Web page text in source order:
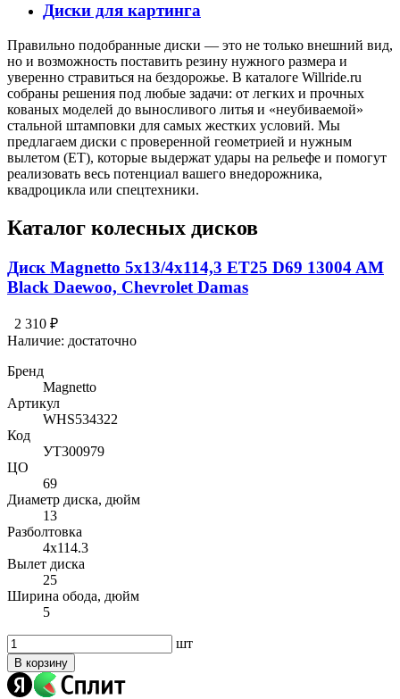
Диски для картинга
Правильно подобранные диски — это не только внешний вид,
но и возможность поставить резину нужного размера и
уверенно стравиться на бездорожье. В каталоге Willride.ru
собраны решения под любые задачи: от легких и прочных
кованых моделей до выносливого литья и «неубиваемой»
стальной штамповки для самых жестких условий. Мы
предлагаем диски с проверенной геометрией и нужным
вылетом (ET), которые выдержат удары на рельефе и помогут
реализовать весь потенциал вашего внедорожника,
квадроцикла или спецтехники.
Каталог колесных дисков
Диск Magnetto 5x13/4x114,3 ET25 D69 13004 AM
Black Daewoo, Chevrolet Damas
2 310 ₽
Наличие: достаточно
Бренд
Magnetto
Артикул
WHS534322
Код
УТ300979
ЦО
69
Диаметр диска, дюйм
13
Разболтовка
4x114.3
Вылет диска
25
Ширина обода, дюйм
5
шт
В корзину